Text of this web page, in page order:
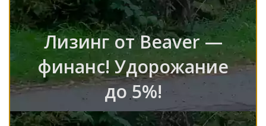
Лизинг от Beaver —
финанс! Удорожание
до 5%!